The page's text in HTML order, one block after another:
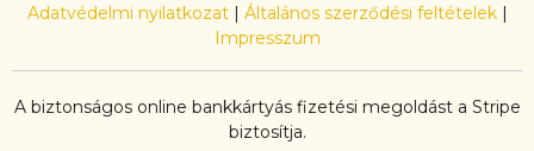
Adatvédelmi nyilatkozat| Általános szerződési feltételek|
Impresszum
A biztonságos online bankkártyás fizetési megoldást a Stripe
biztosítja.